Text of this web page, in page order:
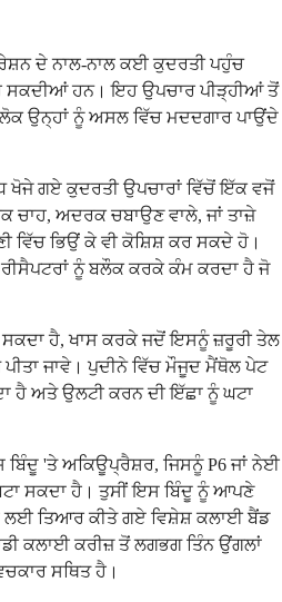
ਦੇ ਨਾਲ-ਨਾਲ ਕਈ ਕੁਦਰਤੀ ਪਹੁੰਚ
ਸਕਦੀਆਂ ਹਨ। ਇਹ ਉਪਚਾਰ ਪੀੜ੍ਹੀਆਂ ਤੋਂ
ਉਨ੍ਹਾਂ ਨੂੰ ਅਸਲ ਵਿੱਚ ਮਦਦਗਾਰ ਪਾਉਂਦੇ
ਗਏ ਕੁਦਰਤੀ ਉਪਚਾਰਾਂ ਵਿੱਚੋਂ ਇੱਕ ਵਜੋਂ
ਅਦਰਕ ਚਬਾਉਣ ਵਾਲੇ, ਜਾਂ ਤਾਜ਼ੇ
ਵਿੱਚ ਭਿਉਂ ਕੇ ਵੀ ਕੋਸ਼ਿਸ਼ ਕਰ ਸਕਦੇ ਹੋ।
ਨੂੰ ਬਲੌਕ ਕਰਕੇ ਕੰਮ ਕਰਦਾ ਹੈ ਜੋ
ਸਕਦਾ ਹੈ, ਖਾਸ ਕਰਕੇ ਜਦੋਂ ਇਸਨੂੰ ਜ਼ਰੂਰੀ ਤੇਲ
ਪੀਤਾ ਜਾਵੇ। ਪੁਦੀਨੇ ਵਿੱਚ ਮੌਜੂਦ ਮੈਂਥੋਲ ਪੇਟ
ਹੈ ਅਤੇ ਉਲਟੀ ਕਰਨ ਦੀ ਇੱਛਾ ਨੂੰ ਘਟਾ
'ਤੇ ਅਕਿਊਪ੍ਰੈਸ਼ਰ, ਜਿਸਨੂੰ P6 ਜਾਂ ਨੇਈ
ਸਕਦਾ ਹੈ। ਤੁਸੀਂ ਇਸ ਬਿੰਦੂ ਨੂੰ ਆਪਣੇ
ਤਿਆਰ ਕੀਤੇ ਗਏ ਵਿਸ਼ੇਸ਼ ਕਲਾਈ ਬੈਂਡ
ਕਲਾਈ ਕਰੀਜ਼ ਤੋਂ ਲਗਭਗ ਤਿੰਨ ਉਂਗਲਾਂ
ਸਥਿਤ ਹੈ।